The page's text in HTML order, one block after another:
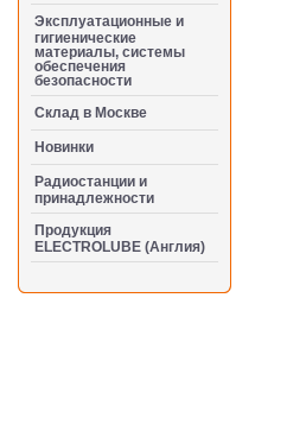
Эксплуатационные и
гигиенические
материалы, системы
обеспечения
безопасности
Cклад в Москве
Новинки
Радиостанции и
принадлежности
Продукция
ELECTROLUBE (Англия)